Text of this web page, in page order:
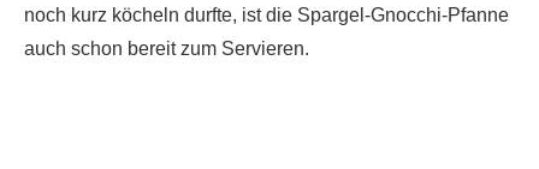
noch kurz köcheln durfte, ist die Spargel-Gnocchi-Pfanne
auch schon bereit zum Servieren.